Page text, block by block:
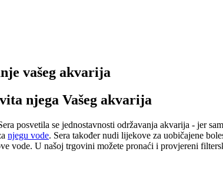
vašeg akvarija
njega Vašeg akvarija
posvetila se jednostavnosti održavanja akvarija - jer
njegu vode. Sera također nudi lijekove za uobičajene
vode. U našoj trgovini možete pronaći i provjereni